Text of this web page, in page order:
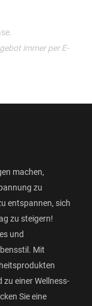
immer per E-
machen,
zu
entspannen, sich
zu steigern!
und
Mit
zu einer Wellness-
Sie eine